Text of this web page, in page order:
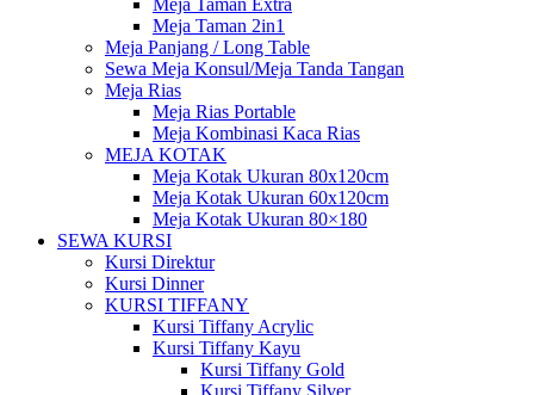
Meja Taman Extra
Meja Taman 2in1
Meja Panjang / Long Table
Sewa Meja Konsul/Meja Tanda Tangan
Meja Rias
Meja Rias Portable
Meja Kombinasi Kaca Rias
MEJA KOTAK
Meja Kotak Ukuran 80x120cm
Meja Kotak Ukuran 60x120cm
Meja Kotak Ukuran 80×180
SEWA KURSI
Kursi Direktur
Kursi Dinner
KURSI TIFFANY
Kursi Tiffany Acrylic
Kursi Tiffany Kayu
Kursi Tiffany Gold
Kursi Tiffany Silver